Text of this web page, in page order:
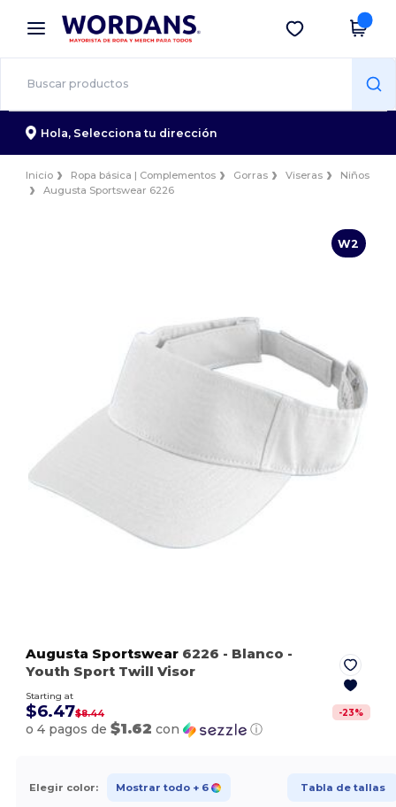
× App de Wordans
¡Mejores precios en app!
Descargar app
Hola, Selecciona tu dirección
Inicio Ropa básica | Complementos Gorras Viseras
Niños
Augusta Sportswear 6226
W2
Augusta Sportswear 6226 - Blanco -
Youth Sport Twill Visor
Starting at
$6.47$8.44 -23%
o 4 pagos de$1.62 con ⓘ
Elegir color: Mostrar todo + 6 Tabla de tallas